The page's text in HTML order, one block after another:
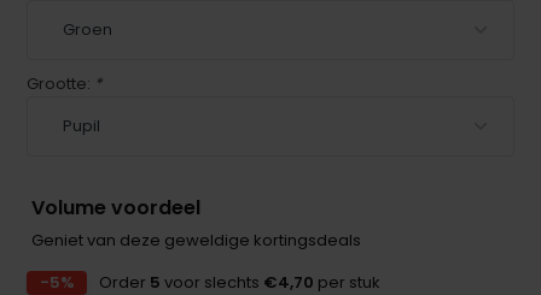
Grootte: *
Volume voordeel
Geniet van deze geweldige kortingsdeals
-5%
Order 5 voor slechts €4,70 per stuk